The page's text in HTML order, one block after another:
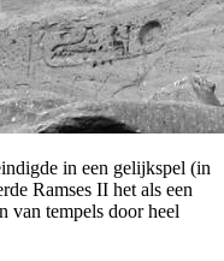
in een gelijkspel (in
Ramses II het als een
van tempels door heel